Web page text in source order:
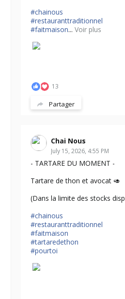
#chainous
#restauranttraditionnel
#faitmaison... Voir plus
13
Partager
Chai Nous
July 15, 2026, 4:55 PM
- TARTARE DU MOMENT -
Tartare de thon et avocat 🥑
(Dans la limite des stocks
#chainous
#restauranttraditionnel
#faitmaison
#tartaredethon
#pourtoi